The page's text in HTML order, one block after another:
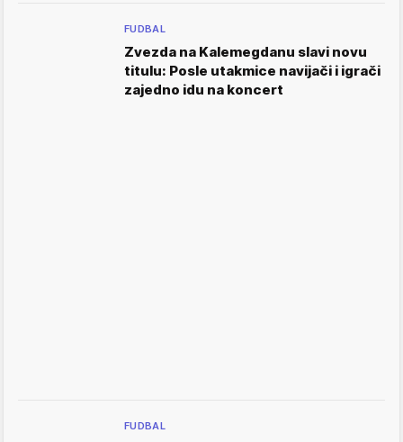
FUDBAL
Zvezda na Kalemegdanu slavi novu
titulu: Posle utakmice navijači i igrači
zajedno idu na koncert
FUDBAL